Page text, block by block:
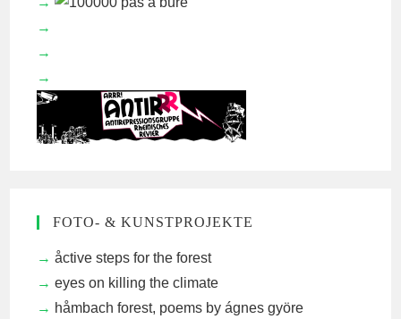
FOTO- & KUNSTPROJEKTE
åctive steps for the forest
eyes on killing the climate
håmbach forest, poems by ágnes györe